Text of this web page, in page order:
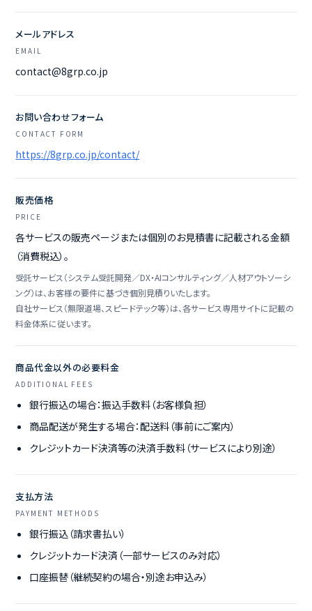
メールアドレス
EMAIL
contact@8grp.co.jp
お問い合わせフォーム
CONTACT FORM
https://8grp.co.jp/contact/
販売価格
PRICE
各サービスの販売ページまたは個別のお見積書に記載される金額
（消費税込）。
受託サービス（システム受託開発／DX・AIコンサルティング／人材アウトソーシ
ング）は、お客様の要件に基づき個別見積りいたします。
自社サービス（無限道場、スピードテック等）は、各サービス専用サイトに記載の
料金体系に従います。
商品代金以外の必要料金
ADDITIONAL FEES
銀行振込の場合：振込手数料（お客様負担）
商品配送が発生する場合：配送料（事前にご案内）
クレジットカード決済等の決済手数料（サービスにより別途）
支払方法
PAYMENT METHODS
銀行振込（請求書払い）
クレジットカード決済（一部サービスのみ対応）
口座振替（継続契約の場合・別途お申込み）